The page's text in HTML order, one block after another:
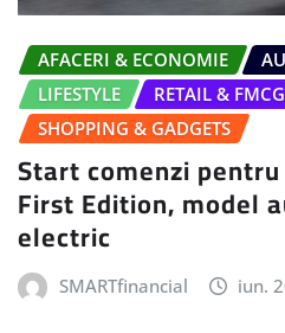
AFACERI & ECONOMIE
LIFESTYLE
RETAIL & FMCG
SHOPPING & GADGETS
Start comenzi
First Edition, model
electric
SMARTfinancial iun.